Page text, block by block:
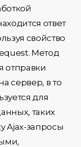
ответ
свойство
Метод
отправки
сервер, в то
для
таких
Ajax-запросы